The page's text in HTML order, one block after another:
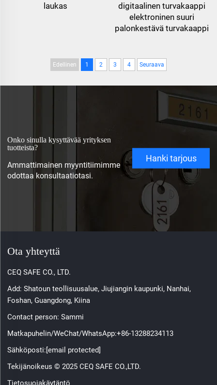
laukas
digitaalinen turvakaappi
elektroninen suuri
palonkestävä turvakaappi
Edellinen 1 2 3 4 Seuraava
Onko sinulla kysyttävää yrityksen
tuotteista?
Ammattimainen myyntitiimimme
odottaa konsultaatiotasi.
Hanki tarjous
Ota yhteyttä
CEQ SAFE CO., LTD.
Add: Shatoun teollisuusalue, Jiujiangin kaupunki, Nanhai,
Foshan, Guangdong, Kiina
Contact person: Sammi
Matkapuhelin/WeChat/WhatsApp:+86-13288234113
Sähköposti:[email protected]
Tekijänoikeus © 2025 CEQ SAFE CO.,LTD.
Tietosuojakäytäntö